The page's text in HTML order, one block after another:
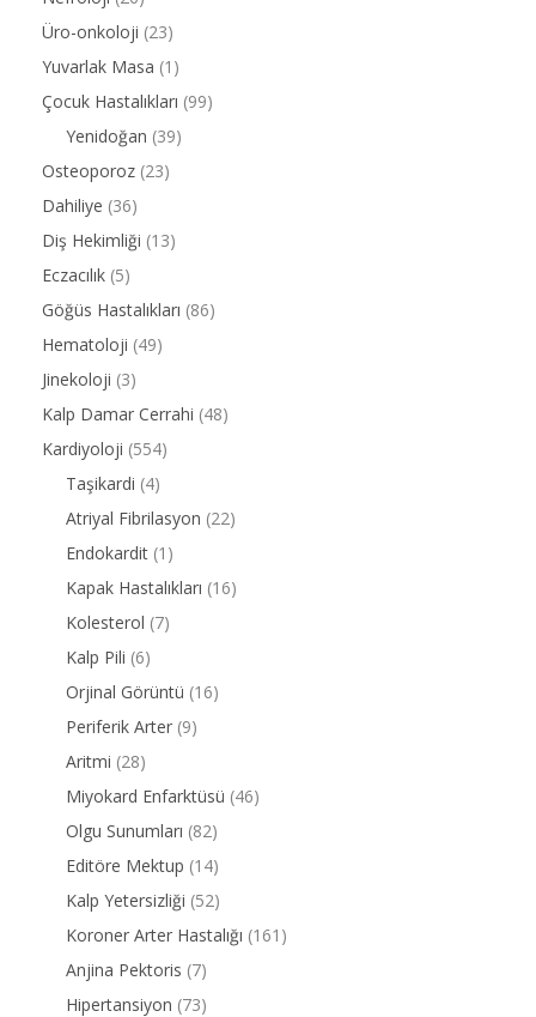
Üro-onkoloji (23)
Yuvarlak Masa (1)
Çocuk Hastalıkları (99)
Yenidoğan (39)
Osteoporoz (23)
Dahiliye (36)
Diş Hekimliği (13)
Eczacılık (5)
Göğüs Hastalıkları (86)
Hematoloji (49)
Jinekoloji (3)
Kalp Damar Cerrahi (48)
Kardiyoloji (554)
Taşikardi (4)
Atriyal Fibrilasyon (22)
Endokardit (1)
Kapak Hastalıkları (16)
Kolesterol (7)
Kalp Pili (6)
Orjinal Görüntü (16)
Periferik Arter (9)
Aritmi (28)
Miyokard Enfarktüsü (46)
Olgu Sunumları (82)
Editöre Mektup (14)
Kalp Yetersizliği (52)
Koroner Arter Hastalığı (161)
Anjina Pektoris (7)
Hipertansiyon (73)